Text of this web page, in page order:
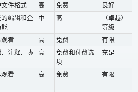
文件格式 高 免费
良好
的编辑和企
能
中 高
（卓越）
等级
观看 高 免费
有限
、注释、协
高
免费和付费选
项
充足
观看 高 免费 有限